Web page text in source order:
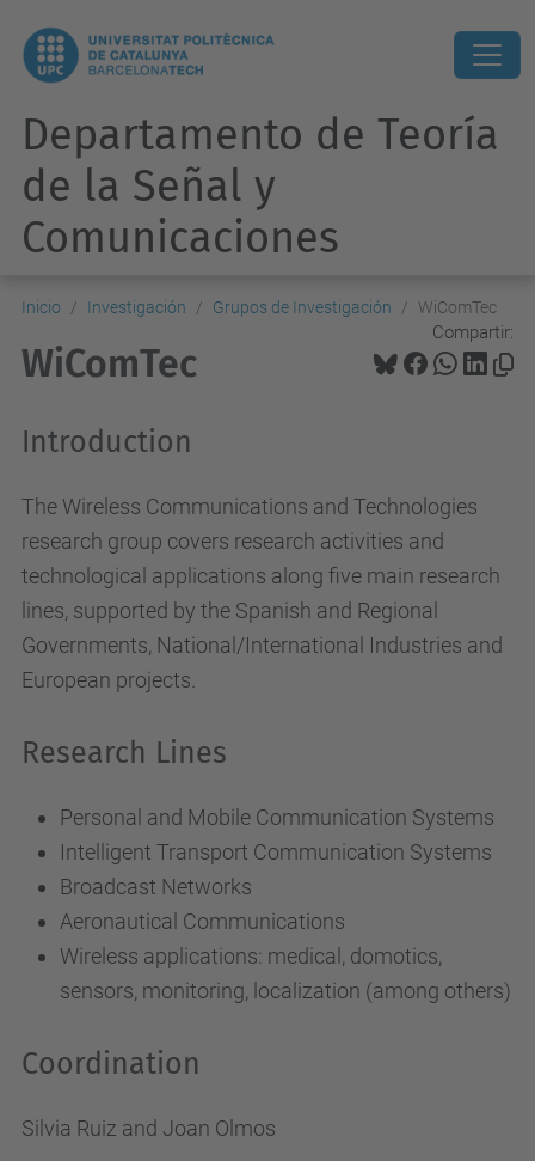
Departamento de Teoría
de la Señal y
Comunicaciones
Inicio Investigación Grupos de Investigación WiComTec
Compartir:
WiComTec
Introduction
The Wireless Communications and Technologies
research group covers research activities and
technological applications along five main research
lines, supported by the Spanish and Regional
Governments, National/International Industries and
European projects.
Research Lines
Personal and Mobile Communication Systems
Intelligent Transport Communication Systems
Broadcast Networks
Aeronautical Communications
Wireless applications: medical, domotics,
sensors, monitoring, localization (among others)
Coordination
Silvia Ruiz and Joan Olmos